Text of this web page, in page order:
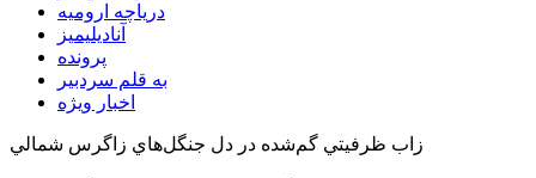
دریاچه ارومیه
آنادیلیمیز
پرونده
به قلم سردبیر
اخبار ویژه
زاب ظرفيتي گم‌شده در دل جنگل‌هاي زاگرس شمالي